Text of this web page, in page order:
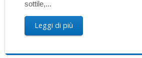
sottile,...
Leggi di più